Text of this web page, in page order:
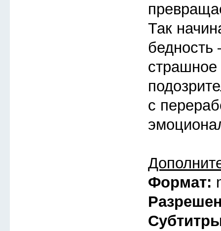
Так
с
Формат: